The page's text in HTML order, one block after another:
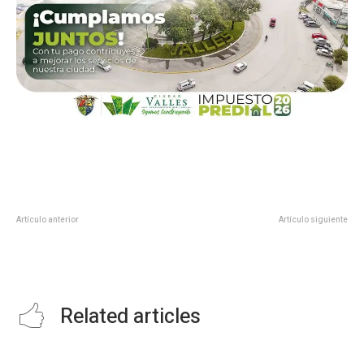
Artículo anterior Artículo siguiente
Related articles